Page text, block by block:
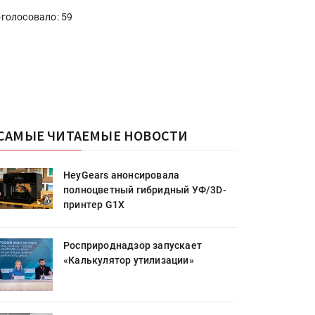
59
ЧИТАЕМЫЕ НОВОСТИ
HeyGears анонсировала
полноцветный гибридный УФ/3D-
принтер G1X
Росприроднадзор запускает
«Калькулятор утилизации»